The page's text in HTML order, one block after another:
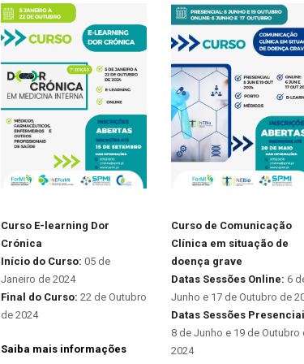
Curso E-learning Dor
Crónica
Início do Curso: 05 de
Janeiro de 2024
Final do Curso: 22 de Outubro
de 2024
Saiba mais informações
Curso de Comunicação
Clínica em situação de
doença grave
Datas Sessões Online: 6
Junho e 17 de Outubro de
Datas Sessões
8 de Junho e 19 de Outubro
2024